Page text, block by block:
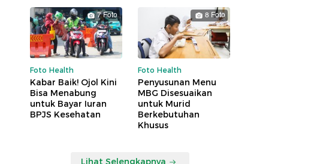
7 Foto
Foto Health
Kabar Baik! Ojol Kini
Bisa Menabung
untuk Bayar Iuran
BPJS Kesehatan
8 Foto
Foto Health
Penyusunan Menu
MBG Disesuaikan
untuk Murid
Berkebutuhan
Khusus
Lihat Selengkapnya